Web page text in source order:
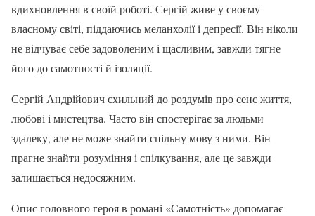
вдихновлення в своїй роботі. Сергій живе у своєму
власному світі, піддаючись меланхолії і депресії. Він ніколи
не відчуває себе задоволеним і щасливим, завжди тягне
його до самотності й ізоляції.
Сергій Андрійович схильний до роздумів про сенс життя,
любові і мистецтва. Часто він спостерігає за людьми
здалеку, але не може знайти спільну мову з ними. Він
прагне знайти розуміння і спілкування, але це завжди
залишається недосяжним.
Опис головного героя в романі «Самотність» допомагає